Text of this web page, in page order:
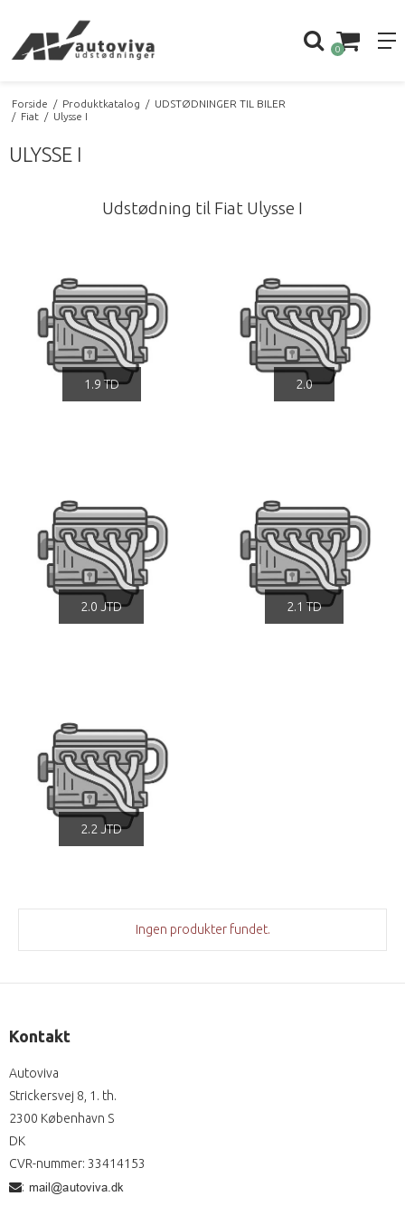
0
Forside / Produktkatalog / UDSTØDNINGER TIL BILER
/ Fiat / Ulysse I
ULYSSE I
Udstødning til Fiat Ulysse I
1.9 TD 2.0
2.0 JTD 2.1 TD
2.2 JTD
Ingen produkter fundet.
Kontakt
Autoviva
Strickersvej 8, 1. th.
2300 København S
DK
CVR-nummer: 33414153
: